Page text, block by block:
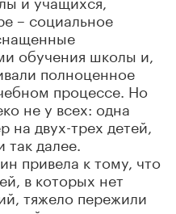
– социальное
обучения школы и,
полноценное
процессе. Но
не у всех: одна
двух-трех детей,
так далее.
привела к тому, что
в которых нет
тяжело пережили